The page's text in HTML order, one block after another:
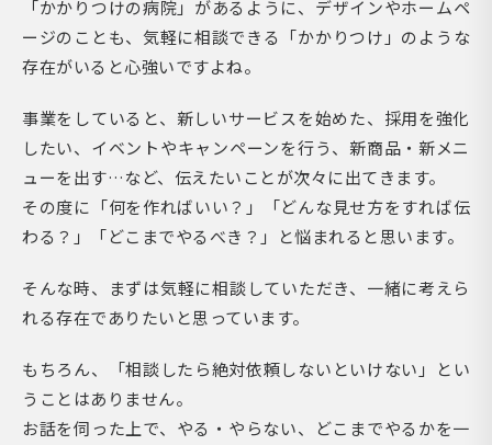
「かかりつけの病院」があるように、デザインやホームペ
ージのことも、気軽に相談できる「かかりつけ」のような
存在がいると心強いですよね。
事業をしていると、新しいサービスを始めた、採用を強化
したい、イベントやキャンペーンを行う、新商品・新メニ
ューを出す…など、伝えたいことが次々に出てきます。
その度に「何を作ればいい？」「どんな見せ方をすれば伝
わる？」「どこまでやるべき？」と悩まれると思います。
そんな時、まずは気軽に相談していただき、一緒に考えら
れる存在でありたいと思っています。
もちろん、「相談したら絶対依頼しないといけない」とい
うことはありません。
お話を伺った上で、やる・やらない、どこまでやるかを一